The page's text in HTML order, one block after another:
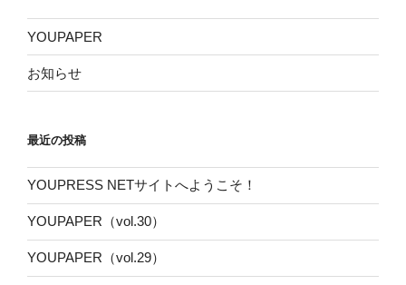
YOUPAPER
お知らせ
最近の投稿
YOUPRESS NETサイトへようこそ！
YOUPAPER（vol.30）
YOUPAPER（vol.29）